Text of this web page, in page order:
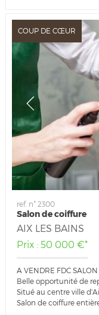
COUP DE CŒUR
ref. n° 2300
Salon de coiffure
AIX LES BAINS
Prix : 50 000 €*
A VENDRE FDC
Belle opportunité de
Situé au centre ville
Salon de coiffure